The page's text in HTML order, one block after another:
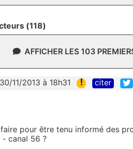
(118)
AFFICHER LES 103
11/2013 à 18h31 ! citer
pour être tenu informé des
- canal 56 ?